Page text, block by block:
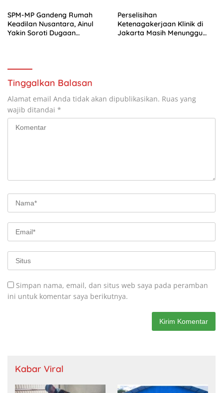
SPM-MP Gandeng Rumah
Keadilan Nusantara, Ainul
Yakin Soroti Dugaan
Perselisihan
Ketenagakerjaan Klinik di
Jakarta Masih Menunggu
Tinggalkan Balasan
Alamat email Anda tidak akan dipublikasikan. Ruas yang
wajib ditandai *
Simpan nama, email, dan situs web saya pada peramban
ini untuk komentar saya berikutnya.
Kabar Viral